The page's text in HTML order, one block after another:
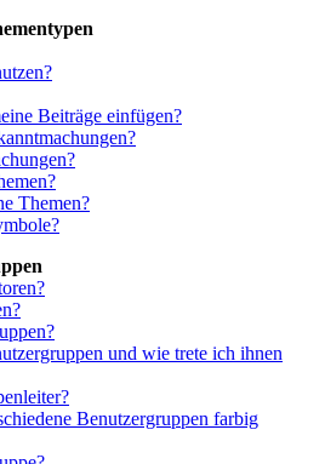
Beiträge einfügen?
Themen?
und wie trete ich ihnen
Benutzergruppen farbig